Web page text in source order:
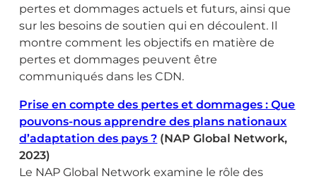
pertes et dommages actuels et futurs, ainsi que
sur les besoins de soutien qui en découlent. Il
montre comment les objectifs en matière de
pertes et dommages peuvent être
communiqués dans les CDN.
Prise en compte des pertes et dommages : Que
pouvons-nous apprendre des plans nationaux
d’adaptation des pays ? (NAP Global Network,
2023)
Le NAP Global Network examine le rôle des